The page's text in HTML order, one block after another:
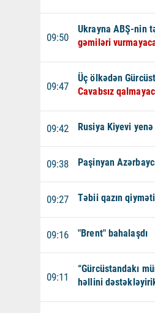
09:50
Ukrayna ABŞ-nin
gəmiləri
09:47
Üç ölkədən
Cavabsız
09:42 Rusiya Kiyevi
09:38 Paşinyan
09:27 Təbii qazın
09:16 "Brent" bahalaşdı
09:11
“Gürcüstandakı
həllini